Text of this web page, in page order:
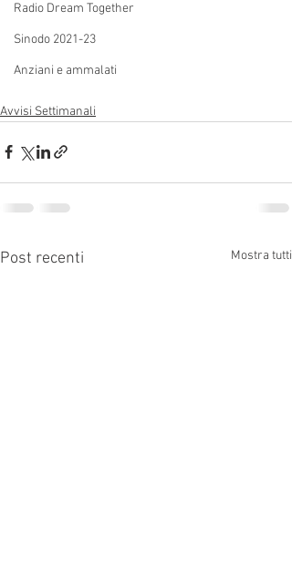
Radio Dream Together
Sinodo 2021-23
Anziani e ammalati
Avvisi Settimanali
Post recenti Mostra tutti